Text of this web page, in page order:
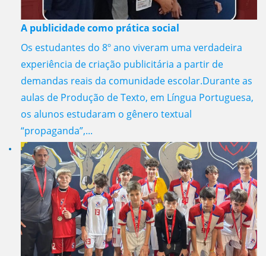
A publicidade como prática social
Os estudantes do 8º ano viveram uma verdadeira
experiência de criação publicitária a partir de
demandas reais da comunidade escolar.Durante as
aulas de Produção de Texto, em Língua Portuguesa,
os alunos estudaram o gênero textual
“propaganda”,...